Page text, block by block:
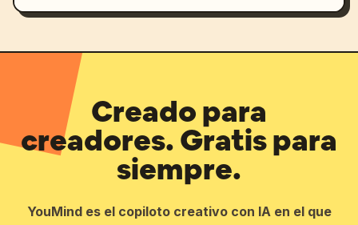
Creado para
creadores. Gratis para
siempre.
YouMind es el copiloto creativo con IA en el que